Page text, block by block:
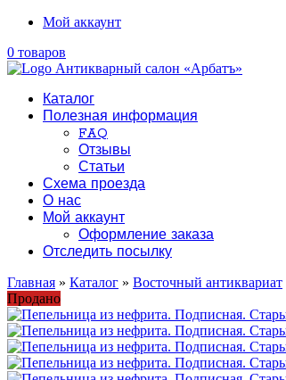
Мой аккаунт
0 товаров
Каталог
Полезная информация
FAQ
Отзывы
Статьи
Схема проезда
О нас
Мой аккаунт
Оформление заказа
Отследить посылку
Главная » Каталог » Восточный антиквариат
Продано